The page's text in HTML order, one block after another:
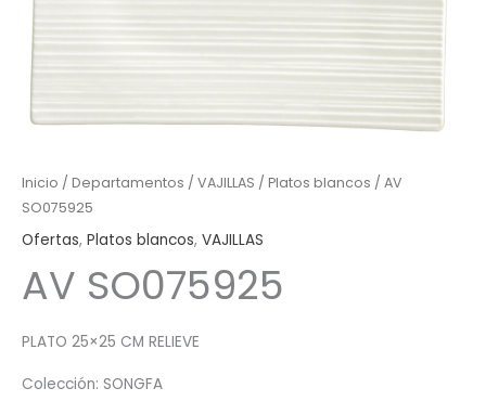
Inicio / Departamentos / VAJILLAS / Platos blancos / AV
SO075925
Ofertas, Platos blancos, VAJILLAS
AV SO075925
PLATO 25×25 CM RELIEVE
Colección: SONGFA